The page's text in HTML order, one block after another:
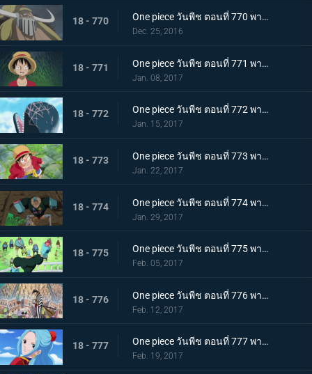
18 - 770 One piece วันพีช ตอนที่ 770 พากย์ไทย ความลับของวะโนะคุนิ ตระกูลโคสึกิกับโพเนกลิฟ
Dec. 25, 2016
18 - 771 One piece วันพีช ตอนที่ 771 พากย์ไทย คำสาบานของลูกผู้ชาย! ลูฟี่และโคซุกิโมโมโนซุเกะ!
Jan. 08, 2017
18 - 772 One piece วันพีช ตอนที่ 772 พากย์ไทย การเดินทางในตำนาน แมวกับหมาและราชาโจรสลัด
Jan. 15, 2017
18 - 773 One piece วันพีช ตอนที่ 773 พากย์ไทย ฝันร้ายอีกครั้ง การโจมตีที่ดุเดือดของแจ็คผู้ทรหด
Jan. 22, 2017
18 - 774 One piece วันพีช ตอนที่ 774 พากย์ไทย ศึกปกป้องโซ ลูฟี่กับสุนีชา
Jan. 29, 2017
18 - 775 One piece วันพีช ตอนที่ 775 พากย์ไทย ช่วยสุนีชา ปฏิบัติการช่วยเหลือของกลุ่มหมวกฟาง
Feb. 05, 2017
18 - 776 One piece วันพีช ตอนที่ 776 พากย์ไทย อำลาและลงจากช้าง การเดินทางเพื่อพาซันจิกลับมา
Feb. 12, 2017
18 - 777 One piece วันพีช ตอนที่ 777 พากย์ไทย ไปเรเวอรี่ เจ้าหญิงวีวี่กับเจ้าหญิงชิราโอชิ
Feb. 19, 2017